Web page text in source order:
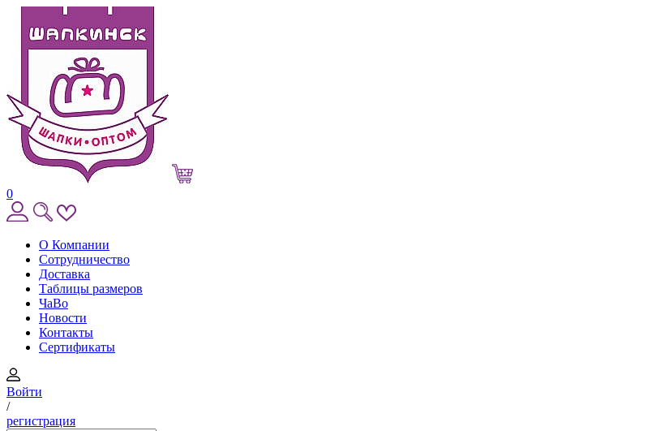
0
О Компании
Сотрудничество
Доставка
Таблицы размеров
ЧаВо
Новости
Контакты
Сертификаты
Войти
/
регистрация